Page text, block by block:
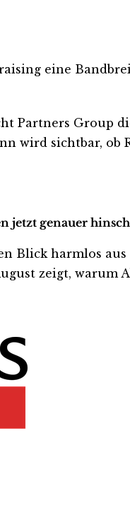
eine
Partners Group
wird sichtbar,
jetzt genauer
Blick harmlos
zeigt, warum